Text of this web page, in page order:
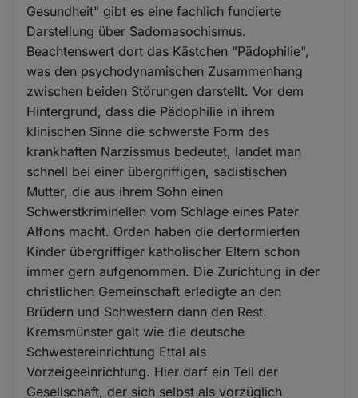
Gesundheit" gibt es eine fachlich fundierte
Darstellung über Sadomasochismus.
Beachtenswert dort das Kästchen "Pädophilie",
was den psychodynamischen Zusammenhang
zwischen beiden Störungen darstellt. Vor dem
Hintergrund, dass die Pädophilie in ihrem
klinischen Sinne die schwerste Form des
krankhaften Narzissmus bedeutet, landet man
schnell bei einer übergriffigen, sadistischen
Mutter, die aus ihrem Sohn einen
Schwerstkriminellen vom Schlage eines Pater
Alfons macht. Orden haben die derformierten
Kinder übergriffiger katholischer Eltern schon
immer gern aufgenommen. Die Zurichtung in der
christlichen Gemeinschaft erledigte an den
Brüdern und Schwestern dann den Rest.
Kremsmünster galt wie die deutsche
Schwestereinrichtung Ettal als
Vorzeigeeinrichtung. Hier darf ein Teil der
Gesellschaft, der sich selbst als vorzüglich